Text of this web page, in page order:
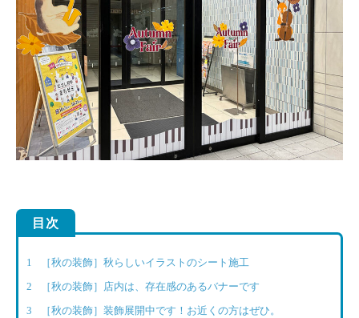
目次
1
［秋の装飾］秋らしいイラストのシート施工
2
［秋の装飾］店内は、存在感のあるバナーです
3
［秋の装飾］装飾展開中です！お近くの方はぜひ。